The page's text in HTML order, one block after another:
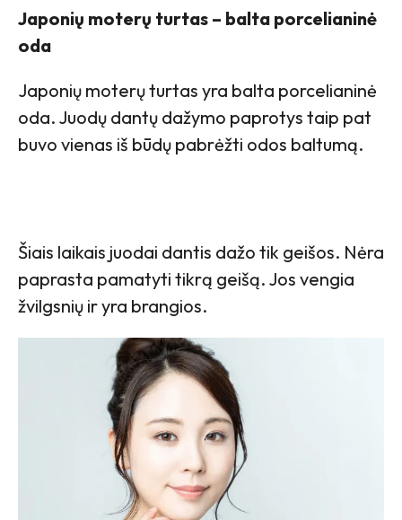
Japonių moterų turtas – balta porcelianinė
oda
Japonių moterų turtas yra balta porcelianinė
oda. Juodų dantų dažymo paprotys taip pat
buvo vienas iš būdų pabrėžti odos baltumą.
Šiais laikais juodai dantis dažo tik geišos. Nėra
paprasta pamatyti tikrą geišą. Jos vengia
žvilgsnių ir yra brangios.